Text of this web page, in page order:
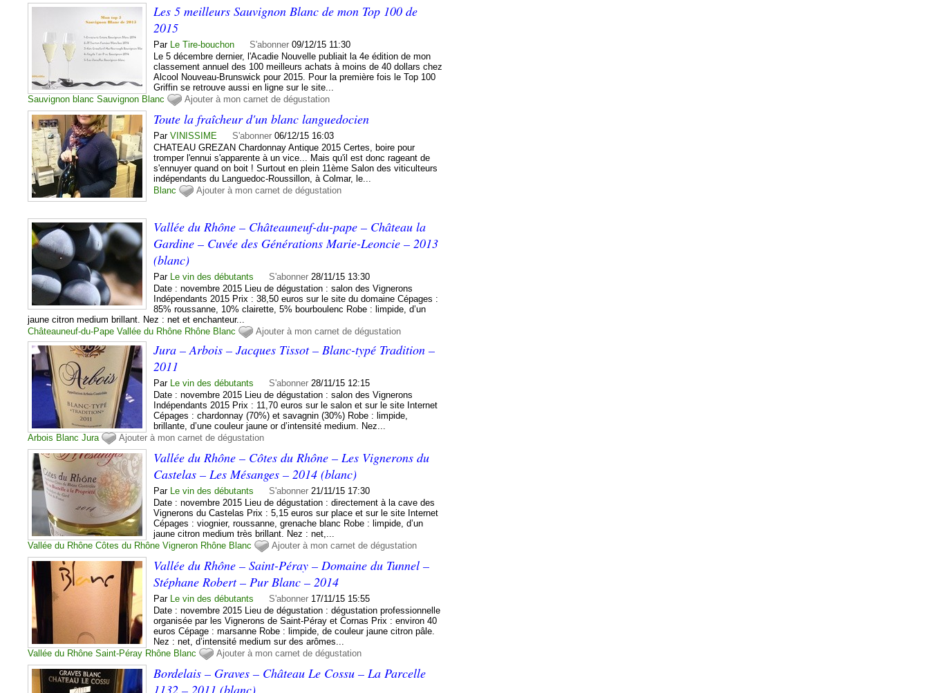
Les 5 meilleurs Sauvignon Blanc de mon Top 100 de
2015
Par Le Tire-bouchon S'abonner 09/12/15 11:30
Le 5 décembre dernier, l'Acadie Nouvelle publiait la 4e édition de mon
classement annuel des 100 meilleurs achats à moins de 40 dollars chez
Alcool Nouveau-Brunswick pour 2015. Pour la première fois le Top 100
Griffin se retrouve aussi en ligne sur le site...
Sauvignon blanc Sauvignon Blanc Ajouter à mon carnet de dégustation
Toute la fraîcheur d'un blanc languedocien
ParVINISSIME S'abonner 06/12/15 16:03
CHATEAU GREZAN Chardonnay Antique 2015 Certes, boire pour
tromper l'ennui s'apparente à un vice... Mais qu'il est donc rageant de
s'ennuyer quand on boit ! Surtout en plein 11ème Salon des viticulteurs
indépendants du Languedoc-Roussillon, à Colmar, le...
Blanc
Ajouter à mon carnet de dégustation
Vallée du Rhône – Châteauneuf-du-pape – Château la
Gardine – Cuvée des Générations Marie-Leoncie – 2013
(blanc)
Par Le vin des débutants S'abonner 28/11/15 13:30
Date : novembre 2015 Lieu de dégustation : salon des Vignerons
Indépendants 2015 Prix : 38,50 euros sur le site du domaine Cépages :
85% roussanne, 10% clairette, 5% bourboulenc Robe : limpide, d’un
jaune citron medium brillant. Nez : net et enchanteur...
Châteauneuf-du-Pape Vallée du Rhône Rhône Blanc Ajouter à mon carnet de dégustation
Jura – Arbois – Jacques Tissot – Blanc-typé Tradition –
2011
Par Le vin des débutants S'abonner 28/11/15 12:15
Date : novembre 2015 Lieu de dégustation : salon des Vignerons
Indépendants 2015 Prix : 11,70 euros sur le salon et sur le site Internet
Cépages : chardonnay (70%) et savagnin (30%) Robe : limpide,
brillante, d’une couleur jaune or d’intensité medium. Nez...
Arbois Blanc Jura Ajouter à mon carnet de dégustation
Vallée du Rhône – Côtes du Rhône – Les Vignerons du
Castelas – Les Mésanges – 2014 (blanc)
Par Le vin des débutants S'abonner 21/11/15 17:30
Date : novembre 2015 Lieu de dégustation : directement à la cave des
Vignerons du Castelas Prix : 5,15 euros sur place et sur le site Internet
Cépages : viognier, roussanne, grenache blanc Robe : limpide, d’un
jaune citron medium très brillant. Nez : net,...
Vallée du Rhône Côtes du Rhône Vigneron Rhône Blanc Ajouter à mon carnet de dégustation
Vallée du Rhône – Saint-Péray – Domaine du Tunnel –
Stéphane Robert – Pur Blanc – 2014
Par Le vin des débutants S'abonner 17/11/15 15:55
Date : novembre 2015 Lieu de dégustation : dégustation professionnelle
organisée par les Vignerons de Saint-Péray et Cornas Prix : environ 40
euros Cépage : marsanne Robe : limpide, de couleur jaune citron pâle.
Nez : net, d’intensité medium sur des arômes...
Vallée du Rhône Saint-Péray Rhône Blanc Ajouter à mon carnet de dégustation
Bordelais – Graves – Château Le Cossu – La Parcelle
1132 – 2011 (blanc)